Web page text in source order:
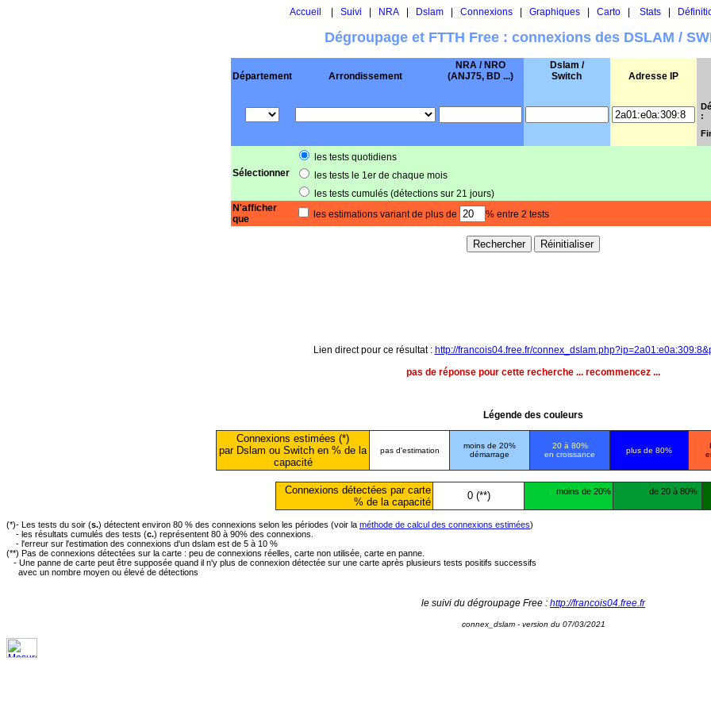
Accueil Suivi NRA| Dslam| Connexions| Graphiques| Carto| Stats|
Dégroupage et FTTH Free : connexions des DSLAM /
Département Arrondissement
NRA / NRO
(ANJ75, BD ...)
Dslam /
Switch
Adresse IP
:
Sélectionner
les tests quotidiens
les tests le 1er de chaque mois
les tests cumulés (détections sur 21 jours)
N'afficher
que
les estimations variant de plus de % entre 2 tests
Lien direct pour ce résultat : http://francois04.free.fr/
pas de réponse pour cette recherche ... recommencez ...
Légende des couleurs
Connexions estimées (*)
par Dslam ou Switch en % de la
capacité
pas d'estimation
moins de 20%
démarrage
20 à 80%
en croissance
plus de 80%
Connexions détectées par carte
% de la capacité
0 (**) moins de 20% de 20 à 80%
(*)- Les tests du soir (s.) détectent environ 80 % des connexions selon les périodes (voir la méthode de calcul des connexions estimées)
- les résultats cumulés des tests (c.) représentent 80 à 90% des connexions.
- l'erreur sur l'estimation des connexions d'un dslam est de 5 à 10 %
(**) Pas de connexions détectées sur la carte : peu de connexions réelles, carte non utilisée, carte en panne.
- Une panne de carte peut être supposée quand il n'y plus de connexion détectée sur une carte après plusieurs tests positifs successifs
avec un nombre moyen ou élevé de détections
le suivi du dégroupage Free : http://francois04.free.fr
connex_dslam - version du 07/03/2021